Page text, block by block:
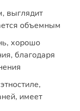
выглядит
объемным
хорошо
благодаря
имеет